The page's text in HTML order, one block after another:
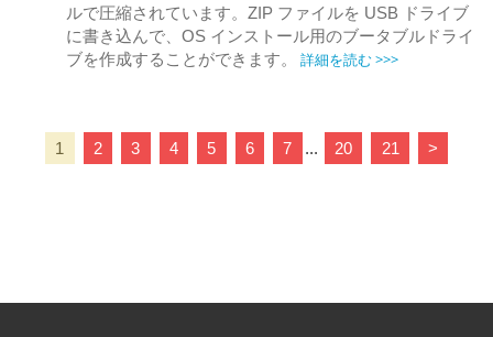
ルで圧縮されています。ZIP ファイルを USB ドライブ
に書き込んで、OS インストール用のブータブルドライ
ブを作成することができます。
詳細を読む >>>
1 2 3 4 5 6 7 ... 20 21 >